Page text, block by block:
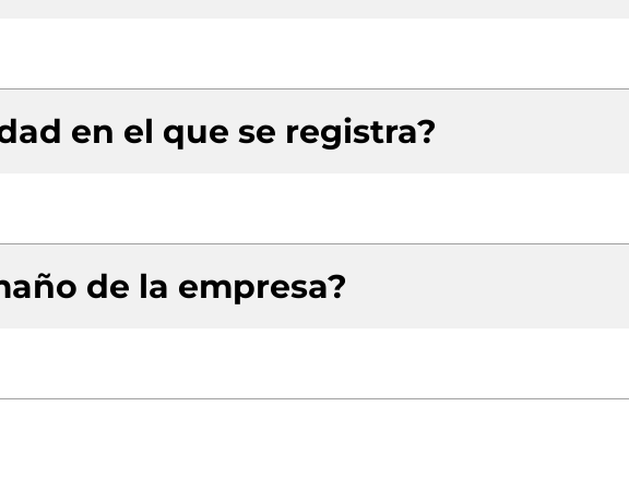
en el que se registra?
de la empresa?